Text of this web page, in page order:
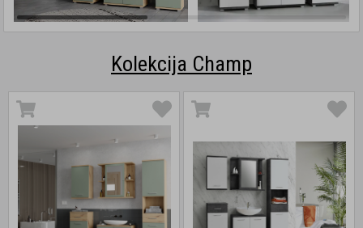
Kolekcija Champ